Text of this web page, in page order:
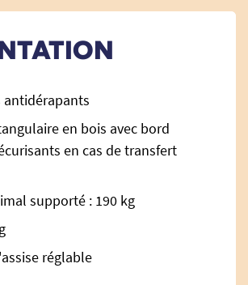
antidérapants
en bois avec bord
en cas de transfert
supporté : 190 kg
réglable